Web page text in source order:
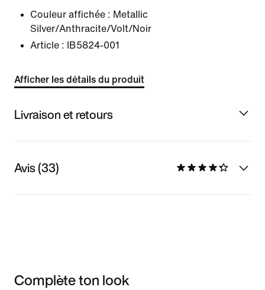
Couleur affichée : Metallic
Silver/Anthracite/Volt/Noir
Article :
IB5824-001
Afficher les détails du produit
Livraison et retours
Avis (33)
Complète ton look